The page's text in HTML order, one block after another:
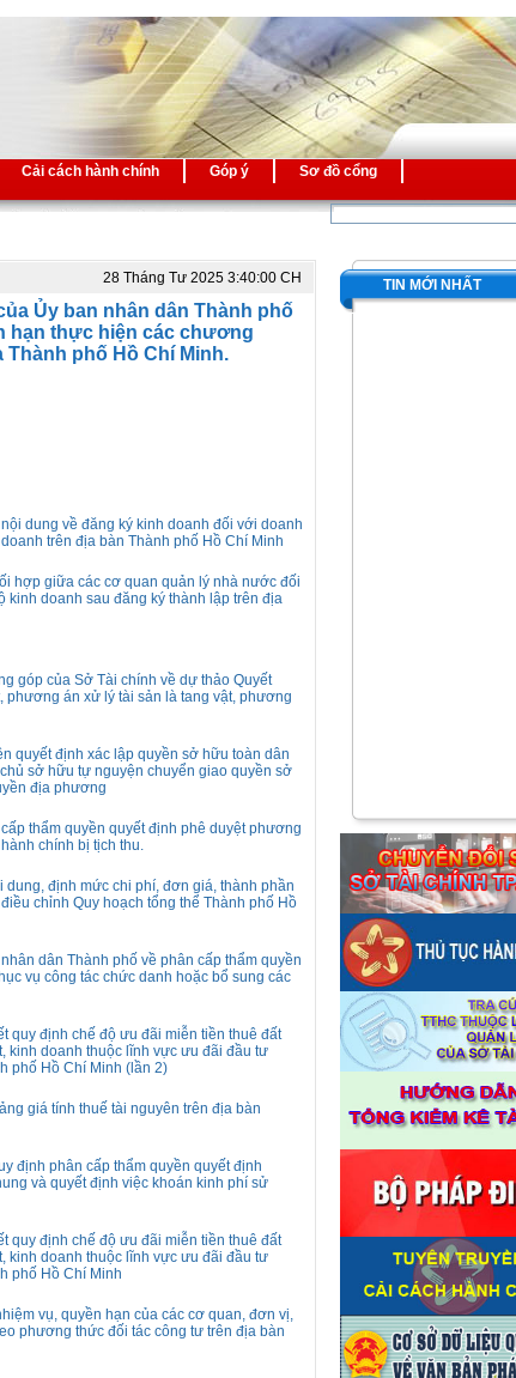
Cải cách hành chính Góp ý Sơ đồ cổng
28 Tháng Tư 2025 3:40:00 CH
Ủy ban nhân dân Thành phố
hạn thực hiện các chương
phố Hồ Chí Minh.
dung về đăng ký kinh doanh đối với doanh
trên địa bàn Thành phố Hồ Chí Minh
hợp giữa các cơ quan quản lý nhà nước đối
kinh doanh sau đăng ký thành lập trên địa
góp của Sở Tài chính về dự thảo Quyết
phương án xử lý tài sản là tang vật, phương
quyết định xác lập quyền sở hữu toàn dân
sở hữu tự nguyện chuyển giao quyền sở
địa phương
thẩm quyền quyết định phê duyệt phương
chính bị tịch thu.
định mức chi phí, đơn giá, thành phần
chỉnh Quy hoạch tổng thể Thành phố Hồ
dân Thành phố về phân cấp thẩm quyền
vụ công tác chức danh hoặc bổ sung các
quy định chế độ ưu đãi miễn tiền thuê đất
kinh doanh thuộc lĩnh vực ưu đãi đầu tư
phố Hồ Chí Minh (lần 2)
giá tính thuế tài nguyên trên địa bàn
định phân cấp thẩm quyền quyết định
và quyết định việc khoán kinh phí sử
quy định chế độ ưu đãi miễn tiền thuê đất
kinh doanh thuộc lĩnh vực ưu đãi đầu tư
phố Hồ Chí Minh
vụ, quyền hạn của các cơ quan, đơn vị,
phương thức đối tác công tư trên địa bàn
TIN MỚI NHẤT